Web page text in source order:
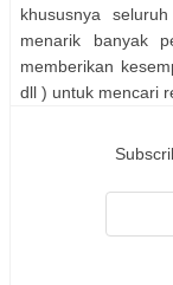
khususnya
menarik banyak
memberikan
dll ) untuk mencari